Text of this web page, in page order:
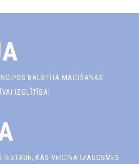
BALSTĪTA MĀCĪŠANĀS
IZGLĪTĪBAI
IESTĀDE, KAS VEICINA IZAUGSMES